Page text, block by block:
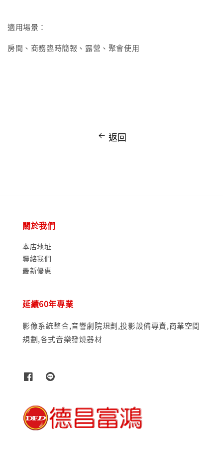
適用場景：
房間、商務臨時簡報、露營、聚會使用
返回
關於我們
本店地址
聯絡我們
最新優惠
延續60年專業
影像系統整合,音響劇院規劃,投影設備專賣,商業空間
規劃,各式音樂發燒器材